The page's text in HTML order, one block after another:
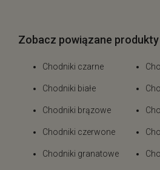
Zobacz powiązane produkty
Chodniki czarne
Chodniki białe
Chodniki brązowe
Chodniki czerwone
Chodniki granatowe